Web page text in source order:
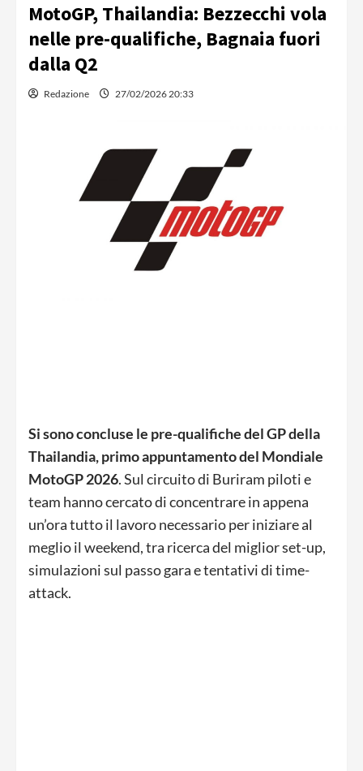
MotoGP, Thailandia: Bezzecchi vola
nelle pre-qualifiche, Bagnaia fuori
dalla Q2
Redazione 27/02/2026 20:33
Si sono concluse le pre-qualifiche del GP della
Thailandia, primo appuntamento del Mondiale
MotoGP 2026. Sul circuito di Buriram piloti e
team hanno cercato di concentrare in appena
un’ora tutto il lavoro necessario per iniziare al
meglio il weekend, tra ricerca del miglior set-up,
simulazioni sul passo gara e tentativi di time-
attack.